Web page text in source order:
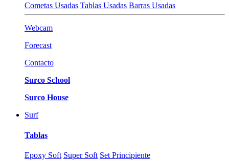
Cometas Usadas Tablas Usadas Barras Usadas
Webcam
Forecast
Contacto
Surco School
Surco House
Surf
Tablas
Epoxy Soft Super Soft Set Principiente